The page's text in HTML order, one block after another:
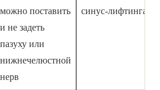
можно поставить
и не задеть
пазуху или
нижнечелюстной
нерв
синус-лифтинга